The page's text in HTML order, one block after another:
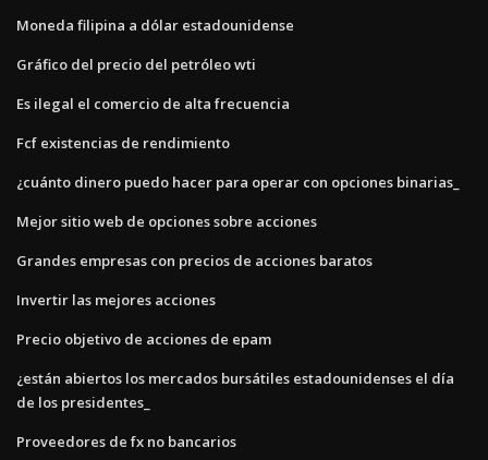
Moneda filipina a dólar estadounidense
Gráfico del precio del petróleo wti
Es ilegal el comercio de alta frecuencia
Fcf existencias de rendimiento
¿cuánto dinero puedo hacer para operar con opciones binarias_
Mejor sitio web de opciones sobre acciones
Grandes empresas con precios de acciones baratos
Invertir las mejores acciones
Precio objetivo de acciones de epam
¿están abiertos los mercados bursátiles estadounidenses el día
de los presidentes_
Proveedores de fx no bancarios